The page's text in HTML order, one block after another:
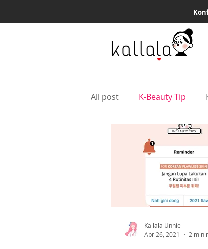
All post K-Beauty Tip
Kallala Unnie
Apr 26, 2021
2 min